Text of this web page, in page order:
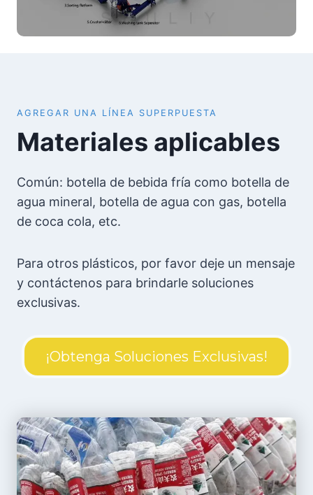
AGREGAR UNA LÍNEA SUPERPUESTA
Materiales aplicables
Común: botella de bebida fría como botella de
agua mineral, botella de agua con gas, botella
de coca cola, etc.
Para otros plásticos, por favor deje un mensaje
y contáctenos para brindarle soluciones
exclusivas.
¡Obtenga Soluciones Exclusivas!